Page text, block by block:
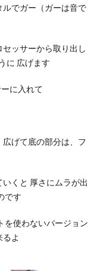
でガー（ガーは音で
ッサーから取り出し
に 広げます
に入れて
げて底の部分は、フ
いくと 厚さにムラが出
です
を使わないバージョン
よ